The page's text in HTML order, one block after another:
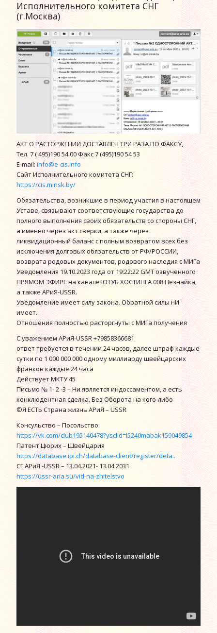
Исполнительного комитета СНГ
(г.Москва)
АКТ О РАСТОРЖЕНИИ ДОСТАВЛЕН ТРИ РАЗА ПО ФАКСУ,
Тел. 7 ( 495)190 54 00 Факс 7 (495)190 54 53
E-mail:info@e-cis.info
Сайт Исполнительного комитета СНГ:
https://cis.minsk.by/
Обязательства, возникшие в период участия в настоящем
Уставе, связывают соответствующие государства до
полного выполнения своих обязательств со стороны СНГ,
а именно через акт сверки, а также через
ликвидационный баланс с полным возвратом всех без
исключения долговых обязательств от РФ/РОССИИ,
возврата родовых документов, родового наследия с МИГа
Уведомления 19.10.2023 года от 19:22:22 GMT озвученного
ПРЯМОМ ЭФИРЕ на канале ЮТУБ ХОСТИНГА 008 Незнайка,
а также АРиЯ-USSR.
Уведомление имеет силу закона. Обратной силы нИ
имеет.
Отношения полностью расторгнуты с МИГа получения
С уважением АРиЯ-USSR +79858366681
ответ требуется в течении 24 часов, далее штраф каждые
сутки по 1 000 000 000 одному миллиарду швейцарских
франков каждые 24 часа
Действует МКТУ 45
Письмо № 1- 2 -3 – Ни является индоссаментом, а есть
конклюдентная сделка. Без Оборота на кого-либо
©Я ЕСТЬ Страна жизнь АРиЯ – USSR
Консульство – Посольство:
https://vk.com/club195140478?ysclid=l5240mabak159049854
Патент Цюрих – Швейцария
https://database.ipi.ch/database-client/register/deta..
СГ АРиЯ -USSR – 13.04.2021- 13.04.2031
https://ussr-aria.su/vid-na-zhitelstvo